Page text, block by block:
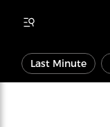
Last Minute